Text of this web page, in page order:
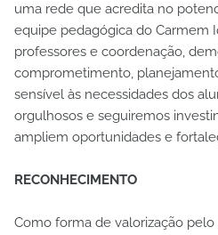
uma rede que acredita no
equipe pedagógica do Carmem
professores e coordenação,
comprometimento,
sensível às necessidades dos
orgulhosos e seguiremos
ampliem oportunidades e
RECONHECIMENTO
Como forma de valorização